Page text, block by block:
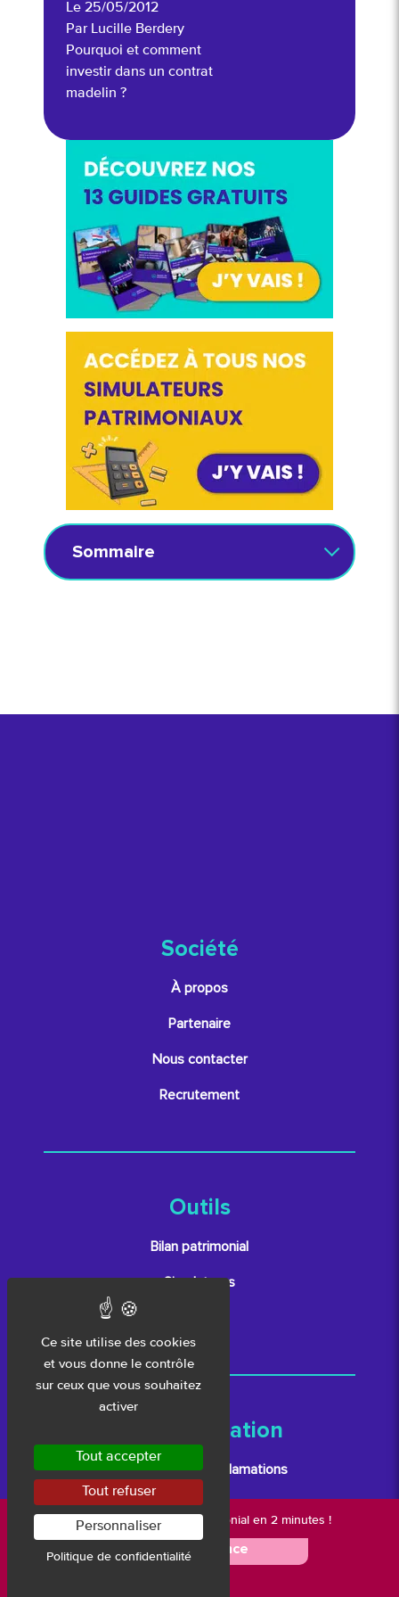
Ce site utilise des cookies
et vous donne le contrôle
sur ceux que vous souhaitez
activer
Tout accepter
Tout refuser
Personnaliser
Politique de confidentialité
Nouveau :votre bilan patrimonial en 2 minutes !
🚀 Je me lance
Sommaire
Le 25/05/2012
Par Lucille Berdery
Pourquoi et comment
investir dans un contrat
madelin ?
Société
À propos
Partenaire
Nous contacter
Recrutement
Outils
Bilan patrimonial
Simulateurs
Réglementation
Traitement des réclamations
Code déontologique
Lutte anti-blanchiment